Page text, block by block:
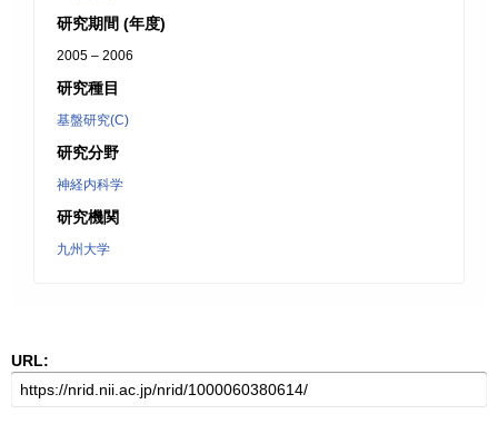
研究期間 (年度)
2005 – 2006
研究種目
基盤研究(C)
研究分野
神経内科学
研究機関
九州大学
URL: